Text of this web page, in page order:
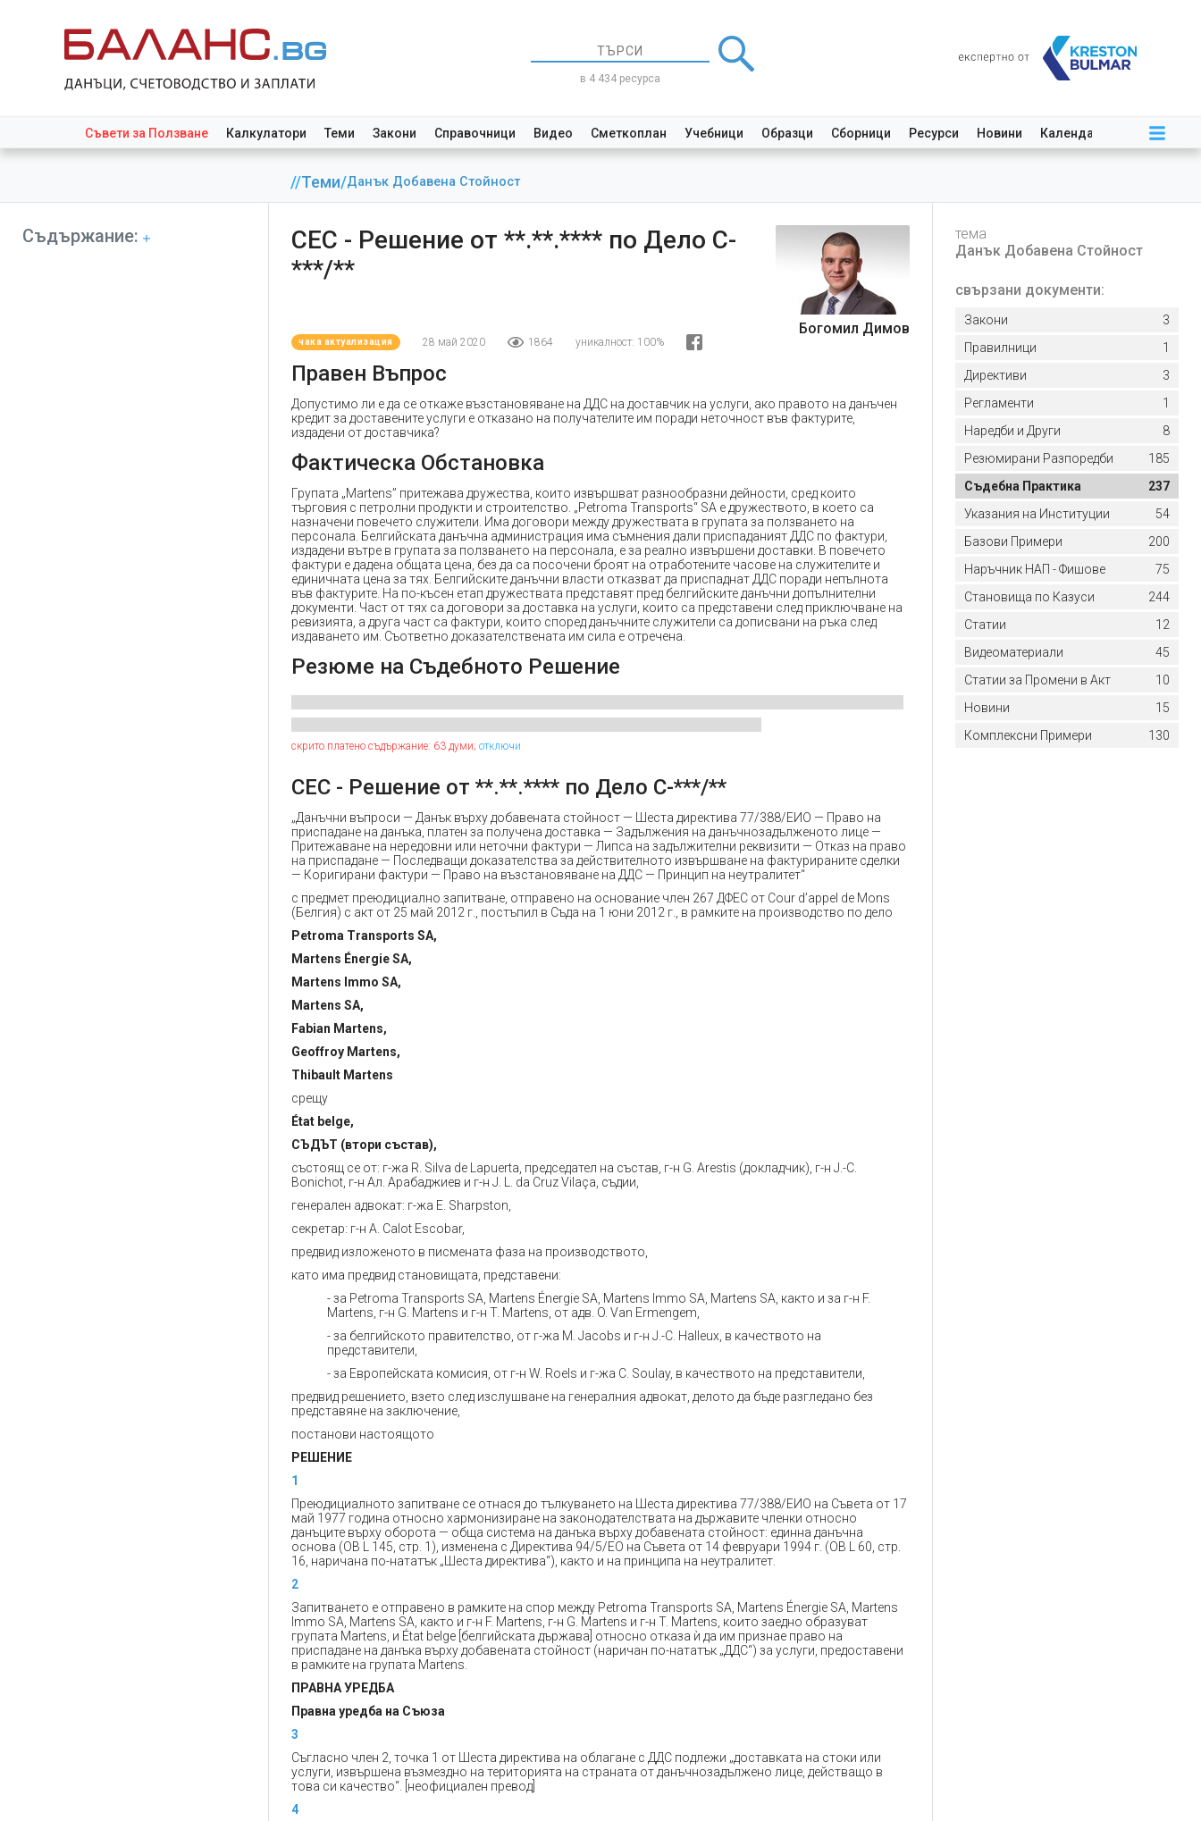
в 4 434 ресурса
Съвети за Ползване Калкулатори Теми Закони Справочници Видео Сметкоплан Учебници Образци Сборници Ресурси Новини Календар
//Теми/Данък Добавена Стойност
Съдържание:
СЕС - Решение от **.**.**** по Дело С-
***/**
Богомил Димов
чака актуализация 28 май 2020 1864 уникалност: 100%
Правен Въпрос
Допустимо ли е да се откаже възстановяване на ДДС на доставчик на услуги, ако правото на данъчен
кредит за доставените услуги е отказано на получателите им поради неточност във фактурите,
издадени от доставчика?
Фактическа Обстановка
Групата „Martens” притежава дружества, които извършват разнообразни дейности, сред които
търговия с петролни продукти и строителство. „Petroma Transports“ SA е дружеството, в което са
назначени повечето служители. Има договори между дружествата в групата за ползването на
персонала. Белгийската данъчна администрация има съмнения дали приспаданият ДДС по фактури,
издадени вътре в групата за ползването на персонала, е за реално извършени доставки. В повечето
фактури е дадена общата цена, без да са посочени броят на отработените часове на служителите и
единичната цена за тях. Белгийските данъчни власти отказват да приспаднат ДДС поради непълнота
във фактурите. На по-късен етап дружествата представят пред белгийските данъчни допълнителни
документи. Част от тях са договори за доставка на услуги, които са представени след приключване на
ревизията, а друга част са фактури, които според данъчните служители са дописвани на ръка след
издаването им. Съответно доказателствената им сила е отречена.
Резюме на Съдебното Решение
скрито платено съдържание: 63 думи; отключи
СЕС - Решение от **.**.**** по Дело С-***/**
„Данъчни въпроси — Данък върху добавената стойност — Шеста директива 77/388/ЕИО — Право на
приспадане на данъка, платен за получена доставка — Задължения на данъчнозадълженото лице —
Притежаване на нередовни или неточни фактури — Липса на задължителни реквизити — Отказ на право
на приспадане — Последващи доказателства за действителното извършване на фактурираните сделки
— Коригирани фактури — Право на възстановяване на ДДС — Принцип на неутралитет“
с предмет преюдициално запитване, отправено на основание член 267 ДФЕС от Cour d’appel de Mons
(Белгия) с акт от 25 май 2012 г., постъпил в Съда на 1 юни 2012 г., в рамките на производство по дело
Petroma Transports SA,
Martens Énergie SA,
Martens Immo SA,
Martens SA,
Fabian Martens,
Geoffroy Martens,
Thibault Martens
срещу
État belge,
СЪДЪТ (втори състав),
състоящ се от: г-жа R. Silva de Lapuerta, председател на състав, г-н G. Arestis (докладчик), г-н J.-C.
Bonichot, г-н Ал. Арабаджиев и г-н J. L. da Cruz Vilaça, съдии,
генерален адвокат: г-жа E. Sharpston,
секретар: г-н A. Calot Escobar,
предвид изложеното в писмената фаза на производството,
като има предвид становищата, представени:
- за Petroma Transports SA, Martens Énergie SA, Martens Immo SA, Martens SA, както и за г-н F.
Martens, г-н G. Martens и г-н T. Martens, от адв. O. Van Ermengem,
- за белгийското правителство, от г-жа M. Jacobs и г-н J.-C. Halleux, в качеството на
представители,
- за Европейската комисия, от г-н W. Roels и г-жа C. Soulay, в качеството на представители,
предвид решението, взето след изслушване на генералния адвокат, делото да бъде разгледано без
представяне на заключение,
постанови настоящото
РЕШЕНИЕ
1
Преюдициалното запитване се отнася до тълкуването на Шеста директива 77/388/ЕИО на Съвета от 17
май 1977 година относно хармонизиране на законодателствата на държавите членки относно
данъците върху оборота — обща система на данъка върху добавената стойност: единна данъчна
основа (ОВ L 145, стр. 1), изменена с Директива 94/5/ЕО на Съвета от 14 февруари 1994 г. (ОВ L 60, стр.
16, наричана по-нататък „Шеста директива“), както и на принципа на неутралитет.
2
Запитването е отправено в рамките на спор между Petroma Transports SA, Martens Énergie SA, Martens
Immo SA, Martens SA, както и г-н F. Martens, г-н G. Martens и г-н T. Martens, които заедно образуват
групата Martens, и État belge [белгийската държава] относно отказа ѝ да им признае право на
приспадане на данъка върху добавената стойност (наричан по-нататък „ДДС“) за услуги, предоставени
в рамките на групата Martens.
ПРАВНА УРЕДБА
Правна уредба на Съюза
3
Съгласно член 2, точка 1 от Шеста директива на облагане с ДДС подлежи „доставката на стоки или
услуги, извършена възмездно на територията на страната от данъчнозадължено лице, действащо в
това си качество“. [неофициален превод]
4
тема
Данък Добавена Стойност
свързани документи:
Закони
3
Правилници
1
Директиви
3
Регламенти
1
Наредби и Други
8
Резюмирани Разпоредби
185
Съдебна Практика
237
Указания на Институции
54
Базови Примери
200
Наръчник НАП - Фишове
75
Становища по Казуси
244
Статии
12
Видеоматериали
45
Статии за Промени в Акт
10
Новини
15
Комплексни Примери
130